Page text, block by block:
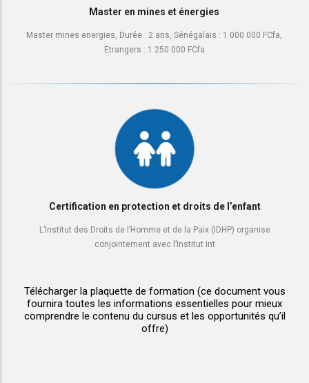
Master en mines et énergies
Master mines energies, Durée : 2 ans, Sénégalais : 1 000 000 FCfa,
Etrangers : 1 250 000 FCfa
Certification en protection et droits de l’enfant
L’Institut des Droits de l’Homme et de la Paix (IDHP) organise
conjointement avec l’Institut Int
Télécharger la plaquette de formation (ce document vous
fournira toutes les informations essentielles pour mieux
comprendre le contenu du cursus et les opportunités qu’il
offre)